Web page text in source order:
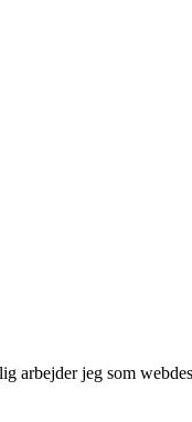
arbejder jeg som